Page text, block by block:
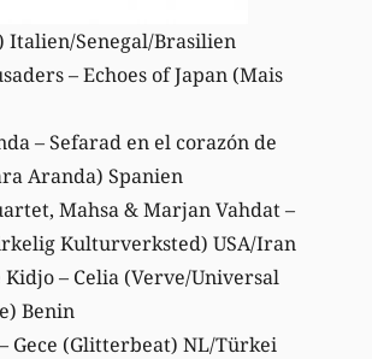
Italien/Senegal/Brasilien
– Echoes of Japan (Mais
– Sefarad en el corazón de
Aranda) Spanien
Mahsa & Marjan Vahdat –
Kulturverksted) USA/Iran
Kidjo – Celia (Verve/Universal
Benin
Gece (Glitterbeat) NL/Türkei